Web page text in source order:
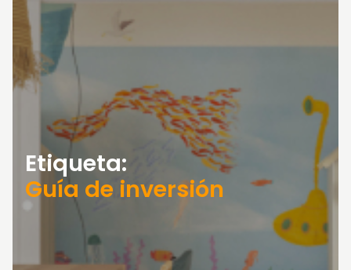
Etiqueta:
Guía de inversión